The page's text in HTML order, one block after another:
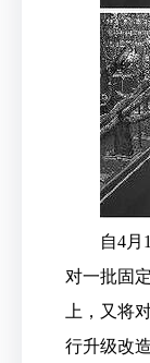
自4月
对一批固
上，又将
行升级改